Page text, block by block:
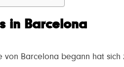
in Barcelona
von Barcelona begann hat sich